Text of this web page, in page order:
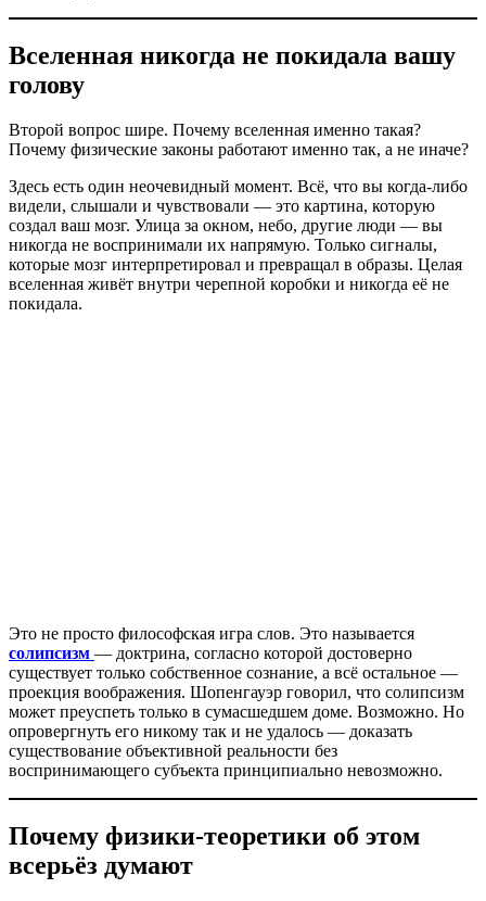
Вселенная никогда не покидала вашу
голову
Второй вопрос шире. Почему вселенная именно такая?
Почему физические законы работают именно так, а не иначе?
Здесь есть один неочевидный момент. Всё, что вы когда-либо
видели, слышали и чувствовали — это картина, которую
создал ваш мозг. Улица за окном, небо, другие люди — вы
никогда не воспринимали их напрямую. Только сигналы,
которые мозг интерпретировал и превращал в образы. Целая
вселенная живёт внутри черепной коробки и никогда её не
покидала.
Это не просто философская игра слов. Это называется
солипсизм — доктрина, согласно которой достоверно
существует только собственное сознание, а всё остальное —
проекция воображения. Шопенгауэр говорил, что солипсизм
может преуспеть только в сумасшедшем доме. Возможно. Но
опровергнуть его никому так и не удалось — доказать
существование объективной реальности без
воспринимающего субъекта принципиально невозможно.
Почему физики-теоретики об этом
всерьёз думают